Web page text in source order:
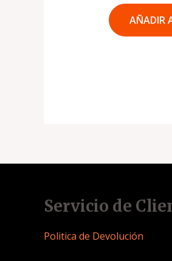
AÑADIR
Servicio de
Politica de Devolución